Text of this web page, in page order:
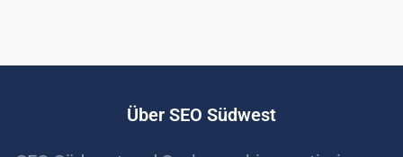
Über SEO Südwest